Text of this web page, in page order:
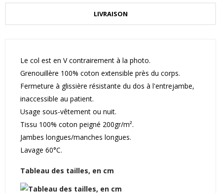
LIVRAISON
Le col est en V contrairement à la photo.
Grenouillère 100% coton extensible près du corps.
Fermeture à glissière résistante du dos à l'entrejambe,
inaccessible au patient.
Usage sous-vêtement ou nuit.
Tissu 100% coton peigné 200gr/m².
Jambes longues/manches longues.
Lavage 60°C.
Tableau des tailles, en cm